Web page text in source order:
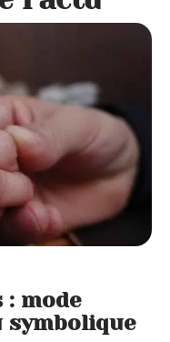
: mode
symbolique